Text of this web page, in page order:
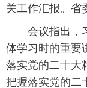
关工作汇报。省
会议指出，习
体学习时的重要
落实党的二十大
把握落实党的二